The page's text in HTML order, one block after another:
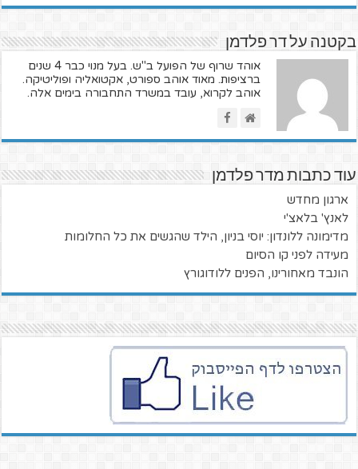
בקטנה על דר פלדמן
אוהד שרוף של הפועל ב"ש. בעל מנוי כבר 4 שנים
ברציפות. מאוד אוהב ספורט, אקטואליה ופוליטיקה.
אוהב לקרוא, עובד במשרד התחבורה בימים אלה.
עוד כתבות מדר פלדמן
ארגון מחדש
לאנץ' בלאצ'י
מדימונה ללונדון: יוסי בניון, הילד שהגשים את כל החלומות
מעידה לפני קו הסיום
הונבד מאחורינו, הפנים ללודוגורץ